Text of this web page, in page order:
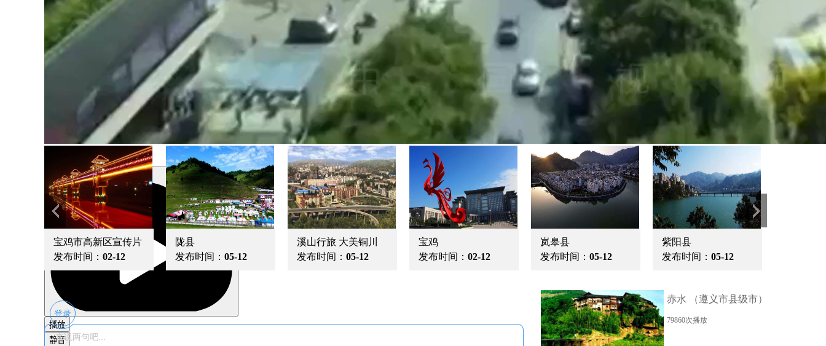
腾讯云提供技术支持
播放
播放
静音
“扫一扫”关注中国视频网微博
相关视频
宝鸡市高新区宣传片
发布时间： 02-12
陇县
发布时间： 05-12
溪山行旅 大美铜川
发布时间： 05-12
宝鸡
发布时间： 02-12
岚皋县
发布时间： 05-12
紫阳县
发布时间： 05-12
登录
赤水 （遵义市县级市）
79860次播放